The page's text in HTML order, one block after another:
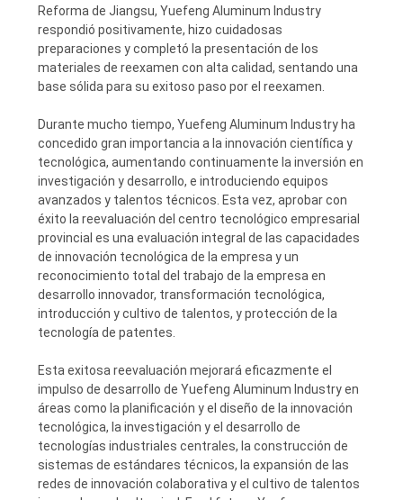
Reforma de Jiangsu, Yuefeng Aluminum Industry
respondió positivamente, hizo cuidadosas
preparaciones y completó la presentación de los
materiales de reexamen con alta calidad, sentando una
base sólida para su exitoso paso por el reexamen.
Durante mucho tiempo, Yuefeng Aluminum Industry ha
concedido gran importancia a la innovación científica y
tecnológica, aumentando continuamente la inversión en
investigación y desarrollo, e introduciendo equipos
avanzados y talentos técnicos. Esta vez, aprobar con
éxito la reevaluación del centro tecnológico empresarial
provincial es una evaluación integral de las capacidades
de innovación tecnológica de la empresa y un
reconocimiento total del trabajo de la empresa en
desarrollo innovador, transformación tecnológica,
introducción y cultivo de talentos, y protección de la
tecnología de patentes.
Esta exitosa reevaluación mejorará eficazmente el
impulso de desarrollo de Yuefeng Aluminum Industry en
áreas como la planificación y el diseño de la innovación
tecnológica, la investigación y el desarrollo de
tecnologías industriales centrales, la construcción de
sistemas de estándares técnicos, la expansión de las
redes de innovación colaborativa y el cultivo de talentos